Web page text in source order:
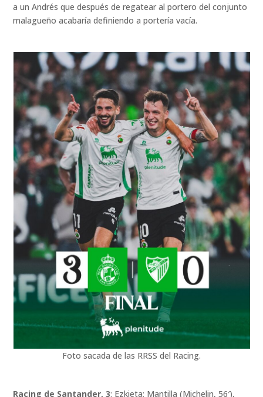
a un Andrés que después de regatear al portero del conjunto
malagueño acabaría definiendo a portería vacía.
Foto sacada de las RRSS del Racing.
Racing de Santander, 3: Ezkieta; Mantilla (Michelin, 56′),